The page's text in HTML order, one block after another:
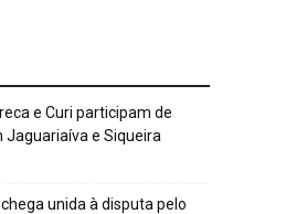
e Curi participam de
e Siqueira
unida à disputa pelo